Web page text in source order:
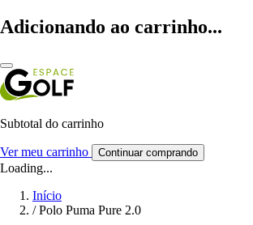
Adicionando ao carrinho...
Subtotal do carrinho
Ver meu carrinho Continuar comprando
Loading...
Início
/ Polo Puma Pure 2.0